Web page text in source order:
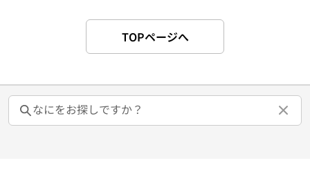
TOPページへ